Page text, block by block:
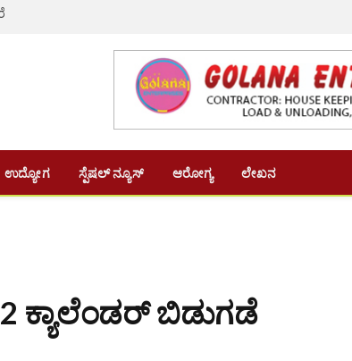
ಉದ್ಯೋಗ ಸ್ಪೆಷಲ್ ನ್ಯೂಸ್ ಆರೋಗ್ಯ ಲೇಖನ
ಕ್ಯಾಲೆಂಡರ್ ಬಿಡುಗಡೆ